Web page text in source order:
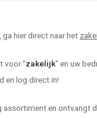
hier direct naar het
voor "zakelijk" en uw
en log direct in!
en ontvangt